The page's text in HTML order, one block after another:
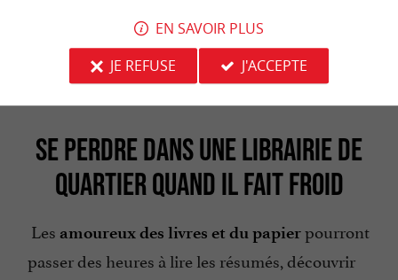
Plongez et glissez dans les différentes
patinoiresde Bordeaux.
SE PERDRE DANS UNE LIBRAIRIE DE
QUARTIER QUAND IL FAIT FROID
Les amoureux des livres et du papierpourront
passer des heures à lire les résumés, découvrir
EN SAVOIR PLUS
JE REFUSE
J'ACCEPTE